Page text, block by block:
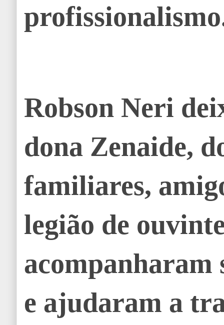
Robson Neri
dona Zenaide,
familiares,
legião de
acompanharam
e ajudaram a